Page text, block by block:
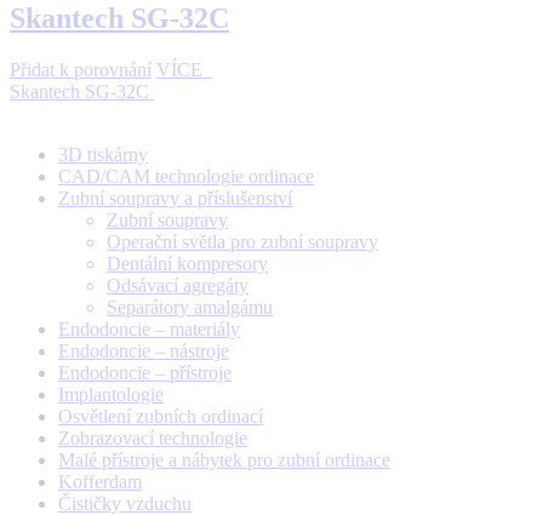
Skantech SG-32C
Přidat k porovnání VÍCE
Skantech SG-32C
3D tiskárny
CAD/CAM technologie ordinace
Zubní soupravy a příslušenství
Zubní soupravy
Operační světla pro zubní soupravy
Dentální kompresory
Odsávací agregáty
Separátory amalgámu
Endodoncie – materiály
Endodoncie – nástroje
Endodoncie – přístroje
Implantologie
Osvětlení zubních ordinací
Zobrazovací technologie
Malé přístroje a nábytek pro zubní ordinace
Kofferdam
Čističky vzduchu